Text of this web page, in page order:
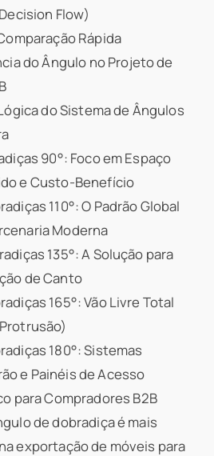
Flow)
Rápida
do Ângulo no Projeto de
do Sistema de Ângulos
90°: Foco em Espaço
e Custo-Benefício
110°: O Padrão Global
Moderna
135°: A Solução para
de Canto
165°: Vão Livre Total
180°: Sistemas
e Painéis de Acesso
para Compradores B2B
de dobradiça é mais
exportação de móveis para